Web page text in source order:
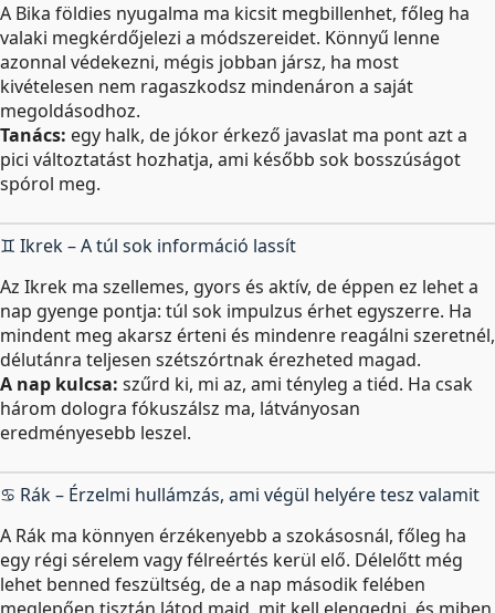
A Bika földies nyugalma ma kicsit megbillenhet, főleg ha
valaki megkérdőjelezi a módszereidet. Könnyű lenne
azonnal védekezni, mégis jobban jársz, ha most
kivételesen nem ragaszkodsz mindenáron a saját
megoldásodhoz.
Tanács: egy halk, de jókor érkező javaslat ma pont azt a
pici változtatást hozhatja, ami később sok bosszúságot
spórol meg.
♊ Ikrek – A túl sok információ lassít
Az Ikrek ma szellemes, gyors és aktív, de éppen ez lehet a
nap gyenge pontja: túl sok impulzus érhet egyszerre. Ha
mindent meg akarsz érteni és mindenre reagálni szeretnél,
délutánra teljesen szétszórtnak érezheted magad.
A nap kulcsa: szűrd ki, mi az, ami tényleg a tiéd. Ha csak
három dologra fókuszálsz ma, látványosan
eredményesebb leszel.
♋ Rák – Érzelmi hullámzás, ami végül helyére tesz valamit
A Rák ma könnyen érzékenyebb a szokásosnál, főleg ha
egy régi sérelem vagy félreértés kerül elő. Délelőtt még
lehet benned feszültség, de a nap második felében